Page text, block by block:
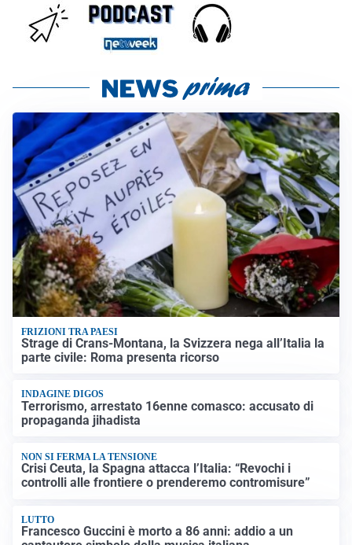
FRIZIONI TRA PAESI
Strage di Crans-Montana, la Svizzera nega all’Italia la
parte civile: Roma presenta ricorso
INDAGINE DIGOS
Terrorismo, arrestato 16enne comasco: accusato di
propaganda jihadista
NON SI FERMA LA TENSIONE
Crisi Ceuta, la Spagna attacca l’Italia: “Revochi i
controlli alle frontiere o prenderemo contromisure”
LUTTO
Francesco Guccini è morto a 86 anni: addio a un